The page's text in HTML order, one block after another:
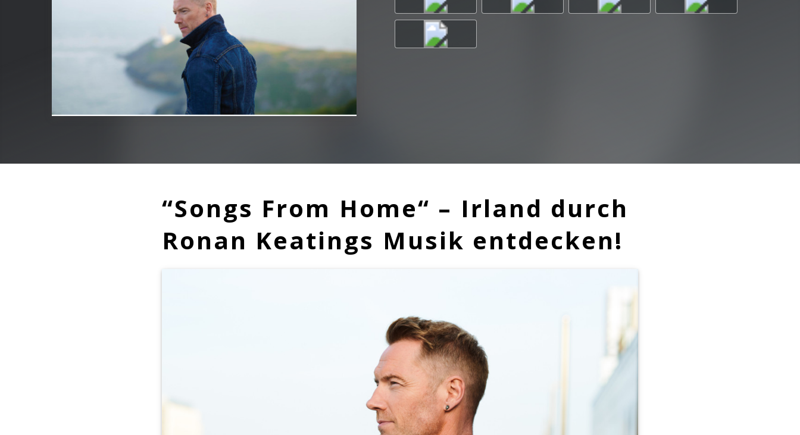
“Songs From Home“ – Irland durch
Ronan Keatings Musik entdecken!